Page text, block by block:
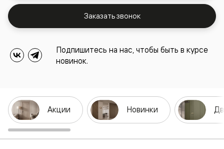
Заказать звонок
Подпишитесь на нас, чтобы быть в курсе
новинок.
Акции Новинки